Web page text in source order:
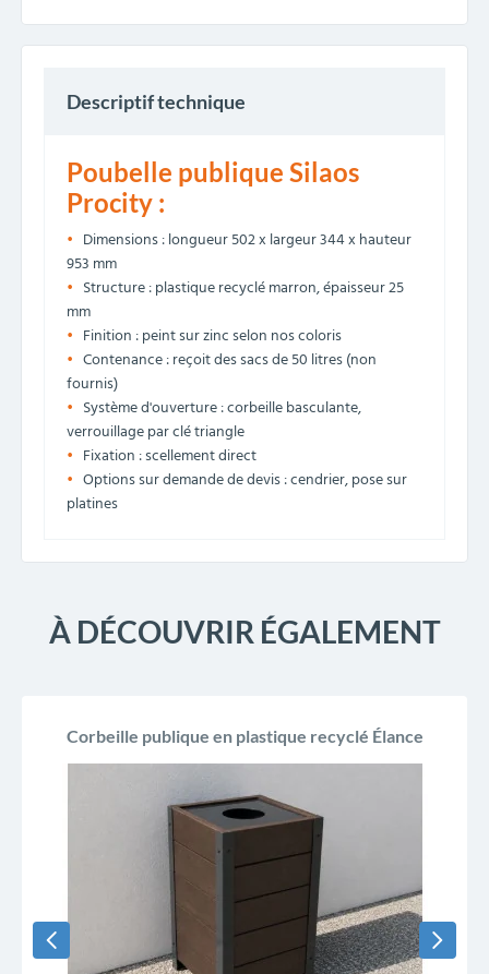
Descriptif technique
Poubelle publique Silaos
Procity :
Dimensions : longueur 502 x largeur 344 x hauteur
953 mm
Structure : plastique recyclé marron, épaisseur 25
mm
Finition : peint sur zinc selon nos coloris
Contenance : reçoit des sacs de 50 litres (non
fournis)
Système d'ouverture : corbeille basculante,
verrouillage par clé triangle
Fixation : scellement direct
Options sur demande de devis : cendrier, pose sur
platines
À DÉCOUVRIR ÉGALEMENT
Corbeille publique en plastique recyclé Élance